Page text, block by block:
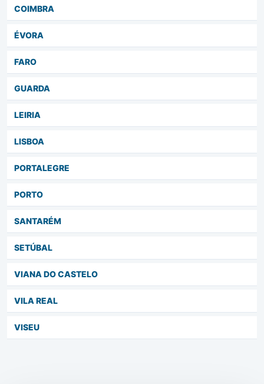
COIMBRA
ÉVORA
FARO
GUARDA
LEIRIA
LISBOA
PORTALEGRE
PORTO
SANTARÉM
SETÚBAL
VIANA DO CASTELO
VILA REAL
VISEU